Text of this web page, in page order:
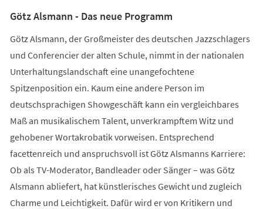
Götz Alsmann - Das neue Programm
Götz Alsmann, der Großmeister des deutschen Jazzschlagers
und Conferencier der alten Schule, nimmt in der nationalen
Unterhaltungslandschaft eine unangefochtene
Spitzenposition ein. Kaum eine andere Person im
deutschsprachigen Showgeschäft kann ein vergleichbares
Maß an musikalischem Talent, unverkrampftem Witz und
gehobener Wortakrobatik vorweisen. Entsprechend
facettenreich und anspruchsvoll ist Götz Alsmanns Karriere:
Ob als TV-Moderator, Bandleader oder Sänger – was Götz
Alsmann abliefert, hat künstlerisches Gewicht und zugleich
Charme und Leichtigkeit. Dafür wird er von Kritikern und